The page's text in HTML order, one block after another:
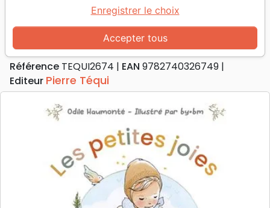
Petites joies du printemps (Les)
Petites joies du printemps (Les)
Auteur :Odile Haumonté
Référence TEQUI2674 EAN 9782740326749
Editeur Pierre Téqui
Accepter tous
Enregistrer le choix